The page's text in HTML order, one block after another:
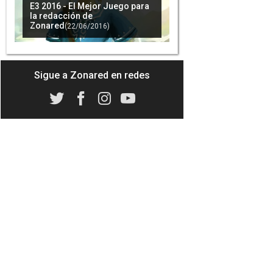
'Zelda: Breath of the Wild': Se
tardarán unos 40 minutos en
recorrer todo el mapa del
juego (05/07/2016)
E3 2016 - El Mejor Juego para
la redacción de
Zonared (22/06/2016)
Sigue a Zonared en redes